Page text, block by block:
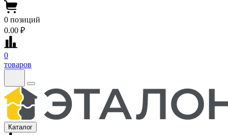
0 позиций
0.00 ₽
0
товаров
Каталог